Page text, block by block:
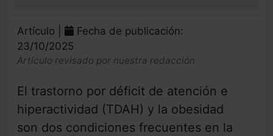
Artículo |
Fecha de publicación:
23/10/2025
Artículo revisado por nuestra redacción
El trastorno por déficit de atención e
hiperactividad (TDAH) y la obesidad
son dos condiciones frecuentes en la